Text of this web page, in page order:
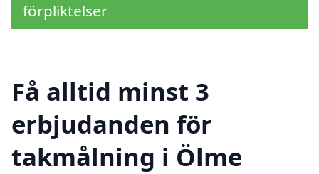
förpliktelser
Få alltid minst 3
erbjudanden för
takmålning i Ölme